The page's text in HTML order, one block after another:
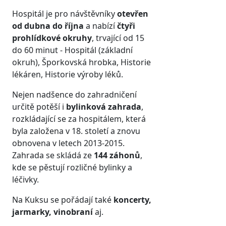
Hospitál je pro návštěvníkyotevřen
od dubna do října a nabízíčtyři
prohlídkové okruhy, trvající od 15
do 60 minut - Hospitál (základní
okruh), Šporkovská hrobka, Historie
lékáren, Historie výroby léků.
Nejen nadšence do zahradničení
určitě potěší i bylinková zahrada,
rozkládající se za hospitálem, která
byla založena v 18. století a znovu
obnovena v letech 2013-2015.
Zahrada se skládá ze 144 záhonů,
kde se pěstují rozličné bylinky a
léčivky.
Na Kuksu se pořádají také koncerty,
jarmarky, vinobraníaj.